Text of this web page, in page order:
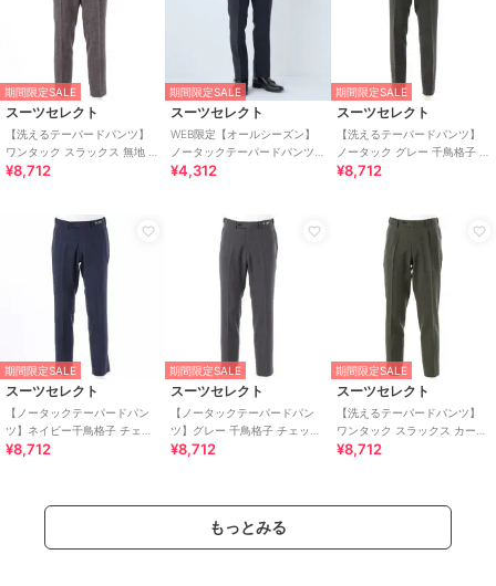
期間限定SALE
スーツセレクト
【洗えるテーパードパンツ】
ワンタック スラックス 無地 撥
水加工 ※裾上げ済み仕様
¥8,712
期間限定SALE
スーツセレクト
WEB限定【オールシーズン】
ノータックテーパードパンツ
スラックス ネイビー無地 ウォ
¥4,312
期間限定SALE
スーツセレクト
【洗えるテーパードパンツ】
ノータック グレー 千鳥格子 ス
トレッチ 撥水加工
¥8,712
期間限定SALE
スーツセレクト
【ノータックテーパードパン
ツ】ネイビー千鳥格子 チェッ
ク スラックス ストレッチ ノー
¥8,712
期間限定SALE
スーツセレクト
【ノータックテーパードパン
ツ】グレー 千鳥格子 チェック
スラックス ストレッチ ノーア
¥8,712
期間限定SALE
スーツセレクト
【洗えるテーパードパンツ】
ワンタック スラックス カーキ
無地 撥水加工 ※裾上げ済み仕
¥8,712
もっとみる